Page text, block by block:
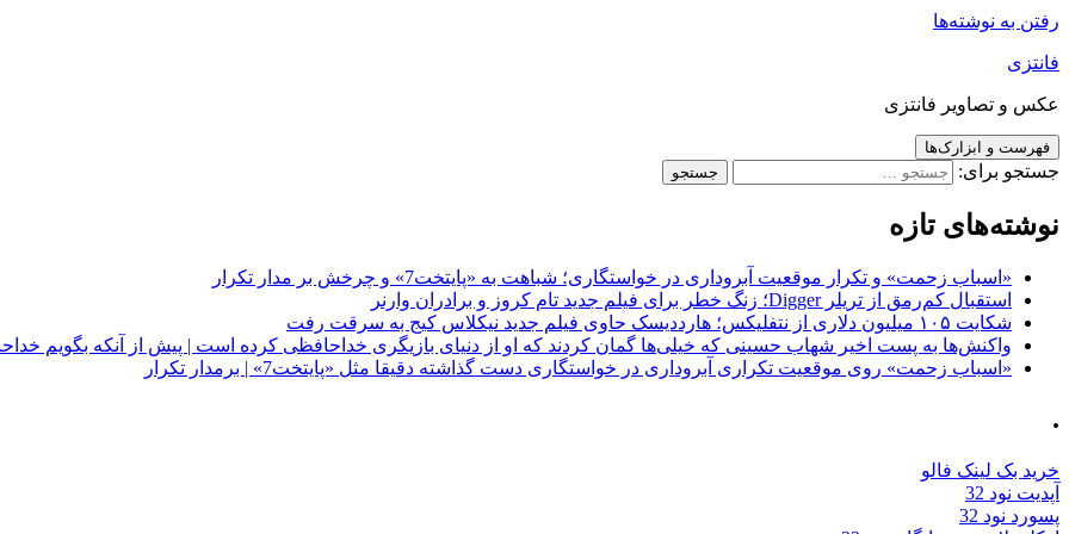
رفتن به نوشته‌ها
فانتزی
عکس و تصاویر فانتزی
فهرست و ابزارک‌ها
جستجو برای:
نوشته‌های تازه
«اسباب زحمت» و تکرار موقعیت آبروداری در خواستگاری؛ شباهت به «پایتخت7» و چرخش بر مدار تکرار
استقبال کم‌رمق از تریلر Digger؛ زنگ خطر برای فیلم جدید تام کروز و برادران وارنر
شکایت ۱۰۵ میلیون دلاری از نتفلیکس؛ هارددیسک حاوی فیلم جدید نیکلاس کیج به سرقت رفت
واکنش‌ها به پست اخیر شهاب حسینی که خیلی‌ها گمان کردند که او از دنیای بازیگری خداحافظی کرده است | پیش از آنکه بگویم
«اسباب زحمت» روی موقعیت تکراری آبروداری در خواستگاری دست گذاشته دقیقا مثل «پایتخت7» | برمدار تکرار
.
خرید بک لینک فالو
آپدیت نود 32
پسورد نود 32